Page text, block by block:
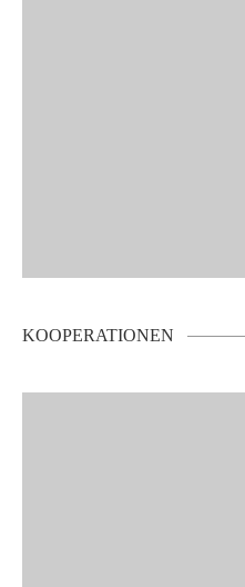
KOOPERATIONEN